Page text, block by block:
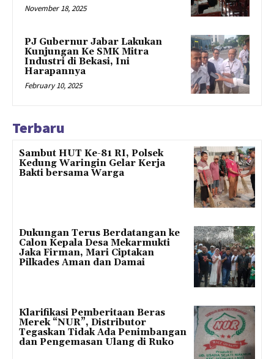
November 18, 2025
PJ Gubernur Jabar Lakukan
Kunjungan Ke SMK Mitra
Industri di Bekasi, Ini
Harapannya
February 10, 2025
Terbaru
Sambut HUT Ke-81 RI, Polsek
Kedung Waringin Gelar Kerja
Bakti bersama Warga
Dukungan Terus Berdatangan ke
Calon Kepala Desa Mekarmukti
Jaka Firman, Mari Ciptakan
Pilkades Aman dan Damai
Klarifikasi Pemberitaan Beras
Merek “NUR”, Distributor
Tegaskan Tidak Ada Penimbangan
dan Pengemasan Ulang di Ruko